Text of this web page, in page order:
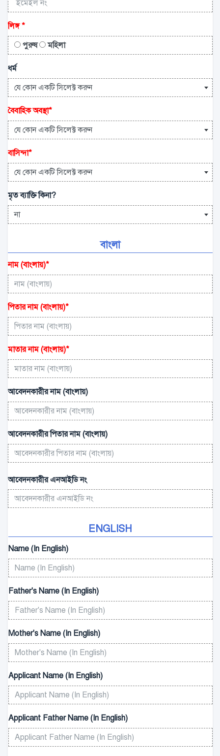
লিঙ্গ*
পুরুষ
মহিলা
ধর্ম
যে কোন একটি সিলেক্ট করুন
বৈবাহিক অবস্থা*
যে কোন একটি সিলেক্ট করুন
বাসিন্দা*
যে কোন একটি সিলেক্ট করুন
মৃত ব্যাক্তি কিনা?
না
বাংলা
নাম (বাংলায়)*
পিতার নাম (বাংলায়)*
মাতার নাম (বাংলায়)*
আবেদনকারীর নাম (বাংলায়)
আবেদনকারীর পিতার নাম (বাংলায়)
আবেদনকারীর এনআইডি নং
ENGLISH
Name (In English)
Father's Name (In English)
Mother's Name (In English)
Applicant Name (In English)
Applicant Father Name (In English)